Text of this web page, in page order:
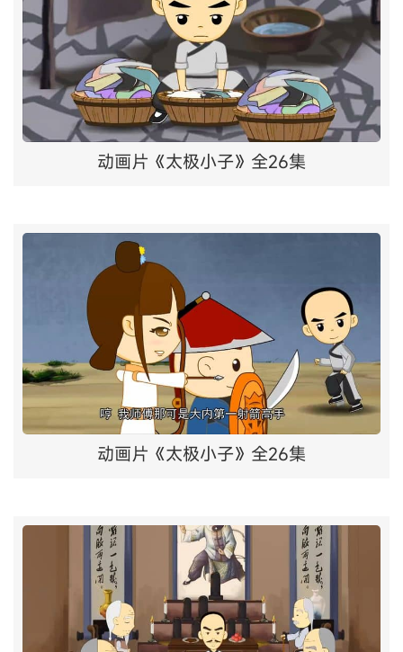
动画片《太极小子》全26集
动画片《太极小子》全26集